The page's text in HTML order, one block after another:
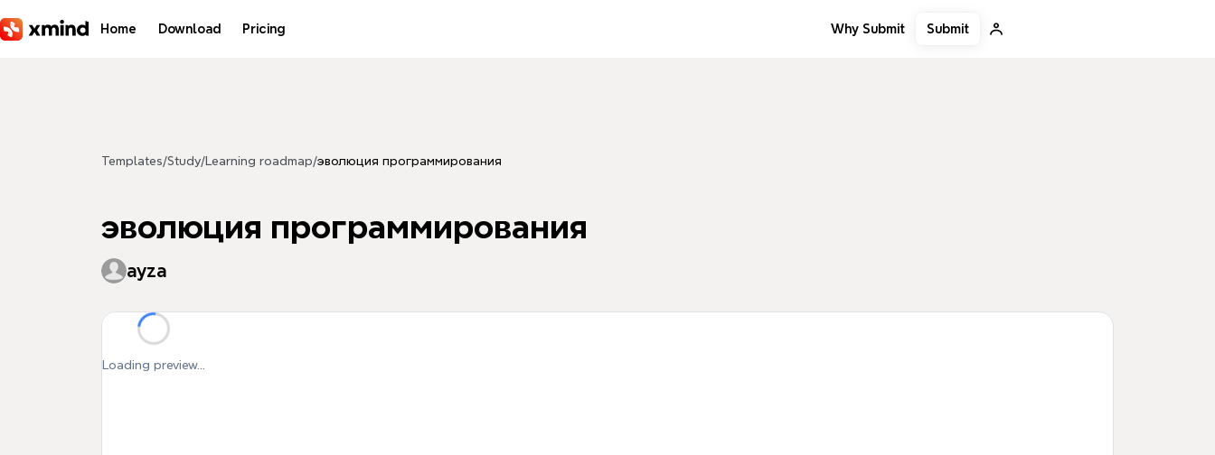
Home Download Pricing Why Submit Submit
Templates/Study/ Learning roadmap/эволюция программирования
эволюция программирования
ayza
Loading preview...